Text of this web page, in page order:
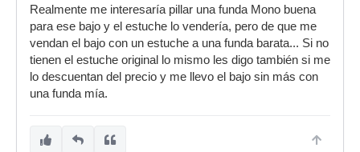
Realmente me interesaría pillar una funda Mono buena
para ese bajo y el estuche lo vendería, pero de que me
vendan el bajo con un estuche a una funda barata... Si no
tienen el estuche original lo mismo les digo también si me
lo descuentan del precio y me llevo el bajo sin más con
una funda mía.